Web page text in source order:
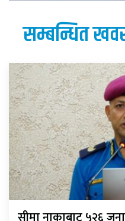
सम्बन्धित